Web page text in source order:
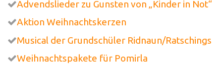
Advendslieder zu Gunsten von „Kinder in Not“
Aktion Weihnachtskerzen
Musical der Grundschüler Ridnaun/Ratschings
Weihnachtspakete für Pomirla